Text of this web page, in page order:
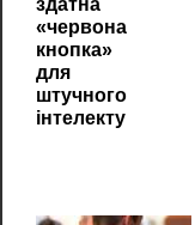
здатна
«червона
кнопка»
для
штучного
інтелекту